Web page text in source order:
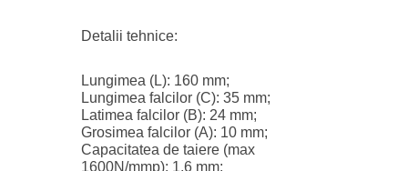
Detalii tehnice:
Lungimea (L): 160 mm;
Lungimea falcilor (C): 35 mm;
Latimea falcilor (B): 24 mm;
Grosimea falcilor (A): 10 mm;
Capacitatea de taiere (max
1600N/mmp): 1,6 mm;